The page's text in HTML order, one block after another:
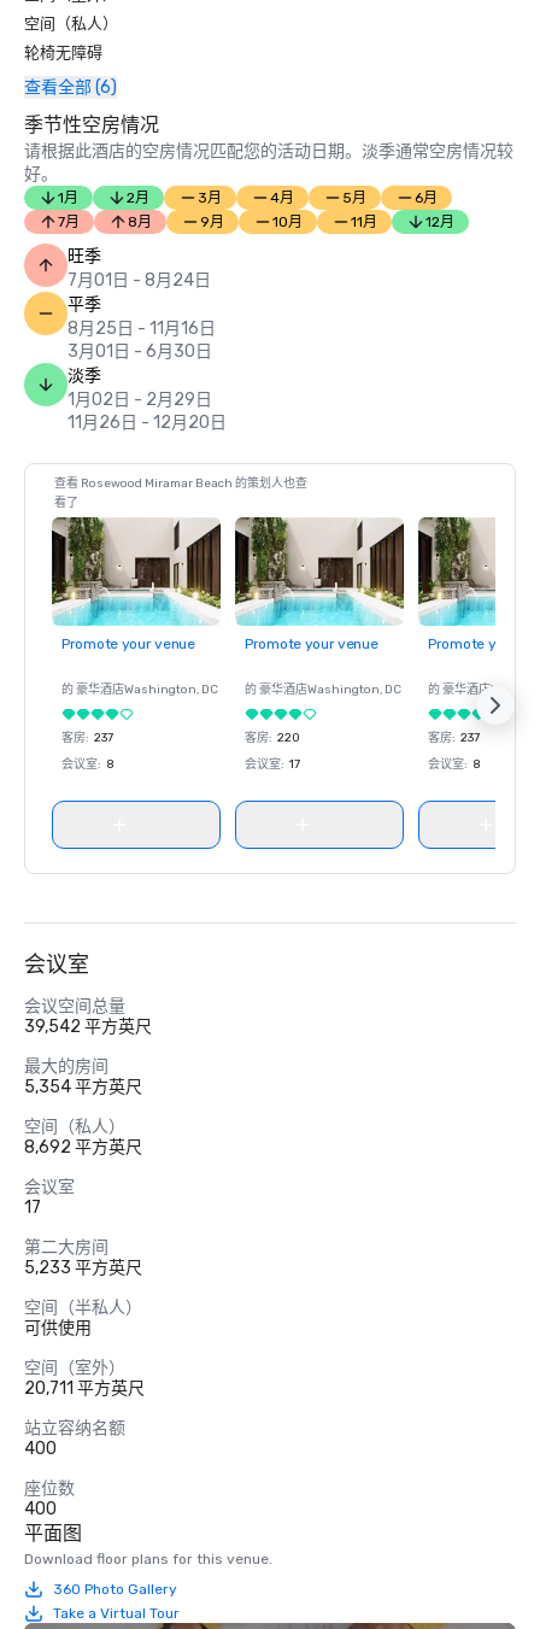
American Way 的 2020 年白金榜奖——被 Caruso's 评为 “最
佳酒店餐厅” 类别的获胜者
滨酒店” 十大获奖者之一
2020 年 Travel + Leisure 全球最佳奖项 — 被评为 “加利福尼
亚顶级度假酒店” 前 15 名获奖者之一，以及 “最适合家庭入住
的美国度假村” 前 25 名获奖者之一
2020年加州婚礼日最佳奖项——被评为 “圣塔芭芭拉最佳度假
胜地”
《葡萄酒观察家》的2020年餐厅奖——将卡鲁索评为 “最佳卓
越奖” 的获得者
福布斯旅游 G
空间（私人）
轮椅无障碍
查看全部 (6)
季节性空房情况
请根据此酒店的空房情况匹配您的活动日期。淡季通常空房情况较
好。
1月 2月 3月 4月 5月
6月
7月
8月 9月 10月 11月 12月
旺季
7月01日 - 8月24日
平季
8月25日 - 11月16日
3月01日 - 6月30日
淡季
1月02日 - 2月29日
11月26日 - 12月20日
查看 Rosewood Miramar Beach 的策划人也查
看了
Promote your venue
的 豪华酒店Washington, DC
客房: 237
会议室: 8
Promote your venue
的 豪华酒店Washington, DC
客房: 220
会议室: 17
Promote your
的 豪华酒店
客房: 237
会议室: 8
会议室
会议空间总量
39,542 平方英尺
最大的房间
5,354 平方英尺
空间（私人）
8,692 平方英尺
会议室
17
第二大房间
5,233 平方英尺
空间（半私人）
可供使用
空间（室外）
20,711 平方英尺
站立容纳名额
400
座位数
400
平面图
Download floor plans for this venue.
360 Photo Gallery
Take a Virtual Tour